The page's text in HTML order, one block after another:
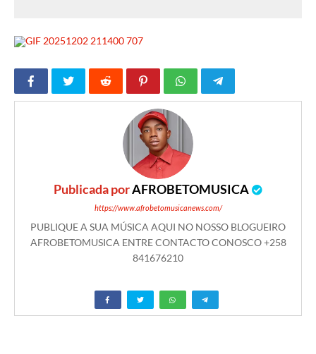
Publicada porAFROBETOMUSICA
https://www.afrobetomusicanews.com/
PUBLIQUE A SUA MÚSICA AQUI NO NOSSO BLOGUEIRO
AFROBETOMUSICA ENTRE CONTACTO CONOSCO +258
841676210